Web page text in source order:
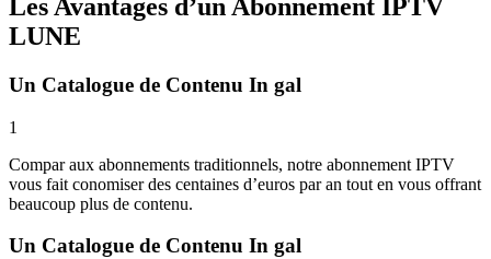
Les Avantages d’un Abonnement IPTV
LUNE
Un Catalogue de Contenu In gal
1
Compar aux abonnements traditionnels, notre abonnement IPTV
vous fait conomiser des centaines d’euros par an tout en vous offrant
beaucoup plus de contenu.
Un Catalogue de Contenu In gal